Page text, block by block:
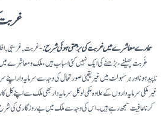
ہمارے معاشرے میں غربت کی بڑھتی ہوئی شرح:-غربت, غریبی,
غُربت پھیلنے، بڑھنے کی ایک نہیں کئی اسباب ہیں، ملک و معاشرے میں
ناپید ہونا اور ہر سہولت میں غیر یقینی صورتحال کی وجہ سے سرمایہ دار
غیر ملکی سرمایہ داروں کے علاوہ ملکی لوکل سرمایہ دار بھی ملک سے
کرنا عافیت سمجھ رہے ہیں۔ اس کی وجہ سے ملک میں بے روزگاری کی